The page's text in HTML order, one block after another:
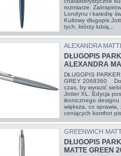
rozmiarze.
Londynu i katedrę
Kultowy długopis
tych, którzy lubią...
ALEXANDRA
DŁUGOPIS
ALEXANDRA
DŁUGOPIS
GREY 2068360
czas, by wyrazić
Jotter XL. Edycja
ikonicznego designu
większa, co sprawia,
ceniących komfort
GREENWICH
DŁUGOPIS
MATTE GREEN